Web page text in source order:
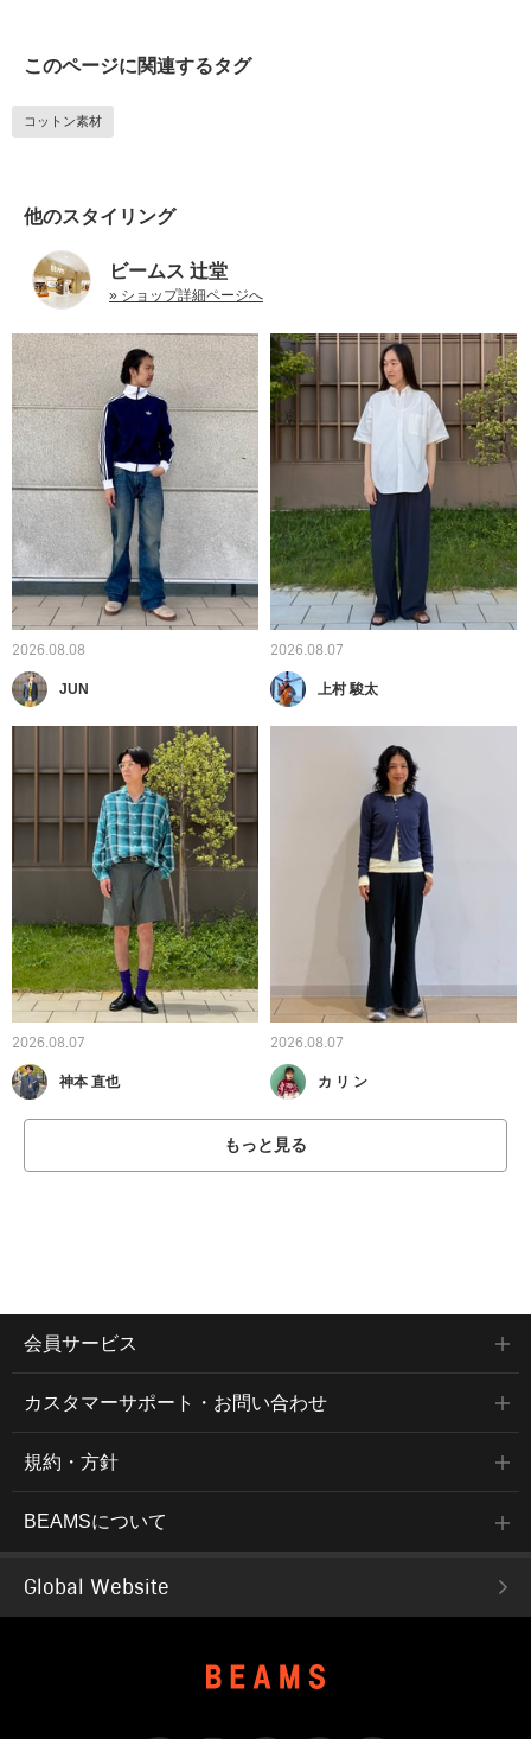
このページに関連するタグ
コットン素材
他のスタイリング
ビームス 辻堂
» ショップ詳細ページへ
2026.08.08
JUN
2026.08.07
上村 駿太
2026.08.07
神本 直也
2026.08.07
カ リ ン
もっと見る
会員サービス
カスタマーサポート・お問い合わせ
規約・方針
BEAMSについて
Global Website